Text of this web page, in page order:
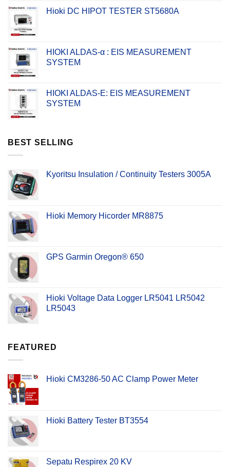
Hioki DC HIPOT TESTER ST5680A
HIOKI ALDAS-α : EIS MEASUREMENT
SYSTEM
HIOKI ALDAS-E: EIS MEASUREMENT
SYSTEM
BEST SELLING
Kyoritsu Insulation / Continuity Testers 3005A
Hioki Memory Hicorder MR8875
GPS Garmin Oregon® 650
Hioki Voltage Data Logger LR5041 LR5042
LR5043
FEATURED
Hioki CM3286-50 AC Clamp Power Meter
Hioki Battery Tester BT3554
Sepatu Respirex 20 KV